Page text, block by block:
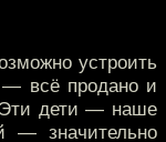
устроить
— всё продано и
Эти дети — наше
— значительно